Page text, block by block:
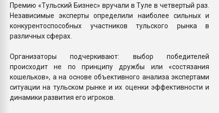
Премию «Тульский Бизнес» вручали в Туле в четвертый раз.
Независимые эксперты определили наиболее сильных и
конкурентоспособных участников тульского рынка в
различных сферах.
Организаторы подчеркивают: выбор победителей
происходит не по принципу дружбы или «состязания
кошельков», а на основе объективного анализа экспертами
ситуации на тульском рынке и их оценки эффективности и
динамики развития его игроков.